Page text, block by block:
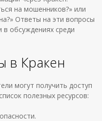
на мошенников?» или
Ответы на эти вопросы
обсуждениях среди
в Кракен
могут получить доступ
полезных ресурсов: